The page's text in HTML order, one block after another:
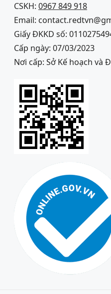
CSKH: 0967 849 918
Email:
Giấy ĐKKD số:
Cấp ngày: 07/03/2023
Nơi cấp: Sở Kế hoạch và